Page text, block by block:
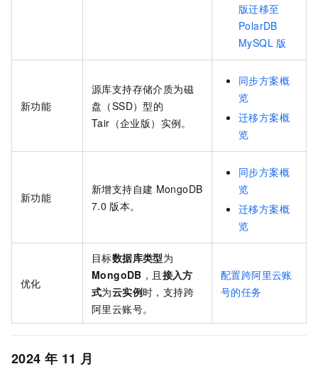
版迁移至
PolarDB
MySQL 版
新功能
源库支持存储介质为磁
盘（SSD）型的
Tair（企业版）实例。
同步方案概
览
迁移方案概
览
新功能
新增支持自建 MongoDB
7.0 版本。
同步方案概
览
迁移方案概
览
优化
目标数据库类型为
MongoDB ，且 接入方
式为云实例时，支持跨
阿里云账号。
配置跨阿里云账
号的任务
2024 年 11 月